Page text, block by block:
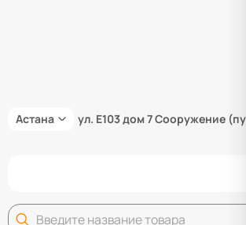
Астана ул. Е103 дом 7 Сооружение